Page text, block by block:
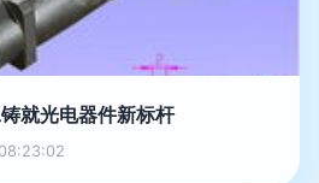
就光电器件新标杆